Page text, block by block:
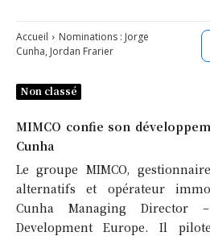
Accueil
Nominations : Jorge
Cunha, Jordan Frarier
Non classé
MIMCO confie son
Cunha
Le groupe MIMCO,
alternatifs et opérateur
Cunha Managing Director
Development Europe. Il